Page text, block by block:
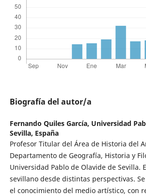
Biografía del autor/a
Fernando Quiles García, Universidad
Sevilla, España
Profesor Titular del Área de Historia del
Departamento de Geografía, Historia y
Universidad Pablo de Olavide de Sevilla.
sevillano desde distintas perspectivas.
el conocimiento del medio artístico, con